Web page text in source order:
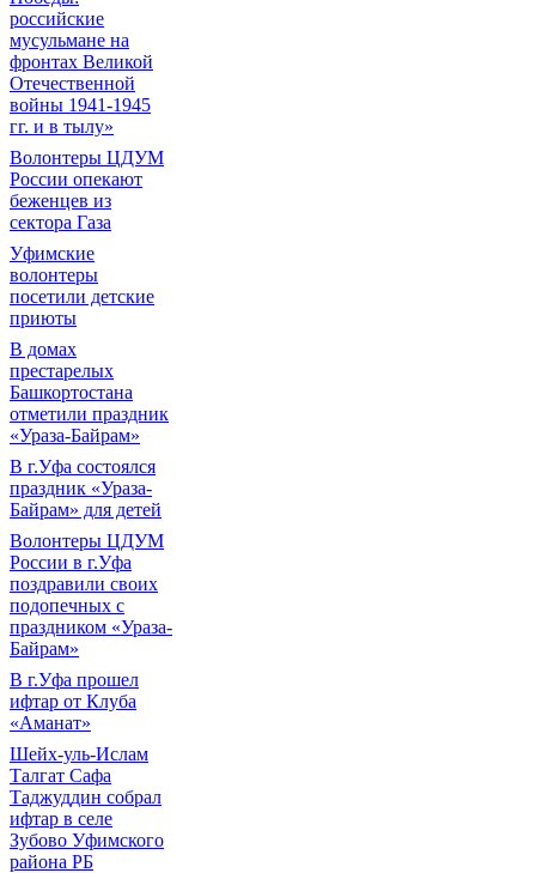
российские
мусульмане на
фронтах Великой
Отечественной
войны 1941-1945
гг. и в тылу»
Волонтеры ЦДУМ
России опекают
беженцев из
сектора Газа
Уфимские
волонтеры
посетили детские
приюты
В домах
престарелых
Башкортостана
отметили праздник
«Ураза-Байрам»
В г.Уфа состоялся
праздник «Ураза-
Байрам» для детей
Волонтеры ЦДУМ
России в г.Уфа
поздравили своих
подопечных с
праздником «Ураза-
Байрам»
В г.Уфа прошел
ифтар от Клуба
«Аманат»
Шейх-уль-Ислам
Талгат Сафа
Таджуддин собрал
ифтар в селе
Зубово Уфимского
района РБ